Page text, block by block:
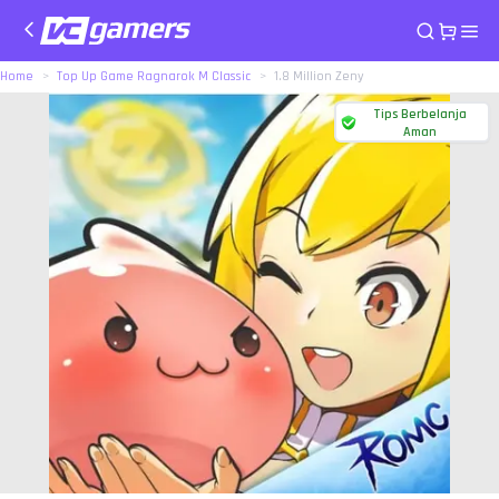
Home Top Up Game Ragnarok M Classic 1.8 Million Zeny
Tips Berbelanja
Aman